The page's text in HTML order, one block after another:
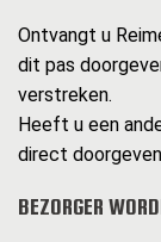
Ontvangt u
dit pas
verstreken.
Heeft u een
direct
BEZORGER